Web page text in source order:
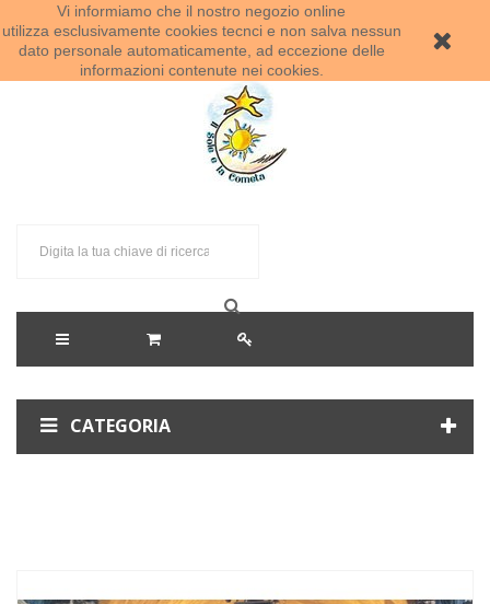
Vi informiamo che il nostro negozio online
utilizza esclusivamente cookies tecnci e non salva nessun
dato personale automaticamente, ad eccezione delle
informazioni contenute nei cookies.
Benvenuti al Sole e la Cometa!
CATEGORIA